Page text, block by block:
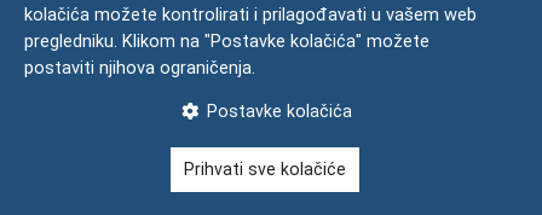
Impressum
Česta pitanja
kolačića možete kontrolirati i prilagođavati u vašem web
pregledniku. Klikom na "Postavke kolačića" možete
postaviti njihova ograničenja.
Postavke kolačića
Prihvati sve kolačiće